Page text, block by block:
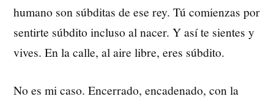
humano son súbditas de ese rey. Tú comienzas por
sentirte súbdito incluso al nacer. Y así te sientes y
vives. En la calle, al aire libre, eres súbdito.
No es mi caso. Encerrado, encadenado, con la